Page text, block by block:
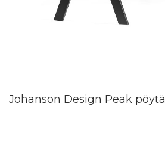
Johanson Design Peak pöytä